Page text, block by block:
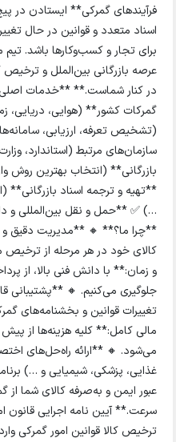
فرآیندهای گمرکی** ایستادن در
اسناد متعدد و قوانین در حال
برای تجار و کسب‌وکارها باشد.
عرصه بازرگانی بین‌الملل و ترخیص
در کنار شماست.** **خدمات اصلی
گمرکات کشور** (هوایی، دریایی،
(تشخیص تعرفه، ارزیابی،
سازمان‌های مرتبط (استاندارد،
بازرگانی** (انتخاب بهترین روش
**تهیه و ترجمه اسناد بازرگانی**
…) ✅ **حمل و نقل بین‌المللی و
**چرا ما؟** 🔸 **مدیریت دقیق
کالای خود در هر مرحله از
و زمان:** با دانش فنی بالا، از
جلوگیری می‌کنیم. 🔸 **پشتیبانی
تغییرات قوانین و بخشنامه‌های
مالی کامل:** کلیه هزینه‌ها از
می‌شود. 🔸 **ارائه راه‌حل‌های
غذایی، پزشکی، شیمیایی و …)
عبور ایمن و به‌صرفه کالای شما از
سرعت.** آیین نامه اجرایی قانون
ترخیص کالا قوانین امور گمرکی